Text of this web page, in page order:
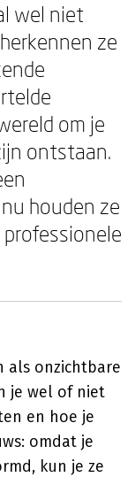
wel niet
ze
om je
ontstaan.
houden ze
als onzichtbare
je wel of niet
en hoe je
omdat je
kun je ze